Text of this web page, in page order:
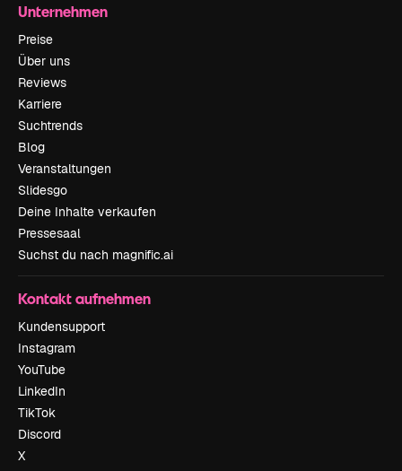
Unternehmen
Preise
Über uns
Reviews
Karriere
Suchtrends
Blog
Veranstaltungen
Slidesgo
Deine Inhalte verkaufen
Pressesaal
Suchst du nach magnific.ai
Kontakt aufnehmen
Kundensupport
Instagram
YouTube
LinkedIn
TikTok
Discord
X